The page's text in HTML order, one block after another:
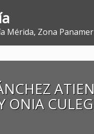
Mérida, Zona
ONIA